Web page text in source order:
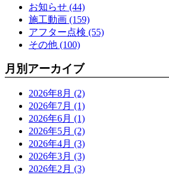
お知らせ (44)
施工動画 (159)
アフター点検 (55)
その他 (100)
月別アーカイブ
2026年8月 (2)
2026年7月 (1)
2026年6月 (1)
2026年5月 (2)
2026年4月 (3)
2026年3月 (3)
2026年2月 (3)